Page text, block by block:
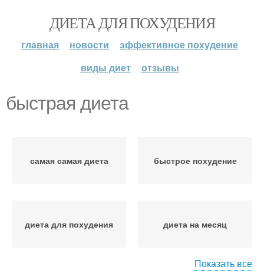
ДИЕТА ДЛЯ ПОХУДЕНИЯ
главная новости
эффективное похудение
виды диет
отзывы
быстрая диета
самая самая диета быстрое похудение
диета для похудения диета на месяц
Показать все